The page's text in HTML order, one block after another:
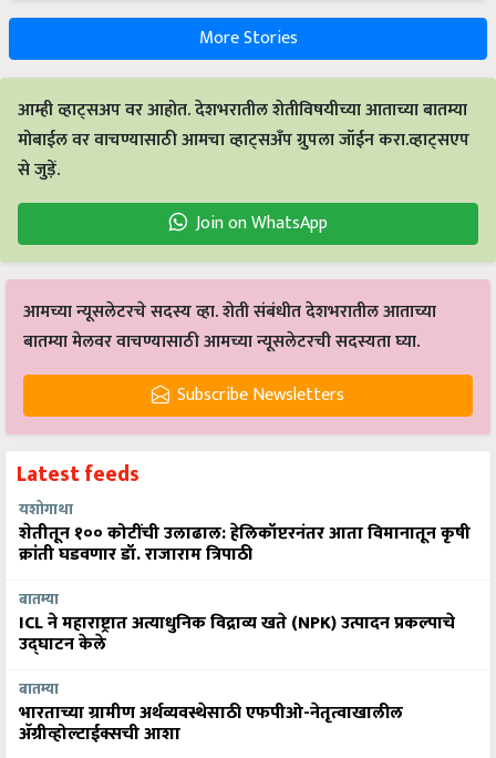
More Stories
आम्ही व्हाट्सअप वर आहोत. देशभरातील शेतीविषयीच्या आताच्या बातम्या
मोबाईल वर वाचण्यासाठी आमचा व्हाट्सअँप ग्रुपला जॉईन करा.व्हाट्सएप
से जुड़ें.
Join on WhatsApp
आमच्या न्यूसलेटरचे सदस्य व्हा. शेती संबंधीत देशभरातील आताच्या
बातम्या मेलवर वाचण्यासाठी आमच्या न्यूसलेटरची सदस्यता घ्या.
Subscribe Newsletters
Latest feeds
यशोगाथा
शेतीतून १०० कोटींची उलाढाल: हेलिकॉप्टरनंतर आता विमानातून कृषी
क्रांती घडवणार डॉ. राजाराम त्रिपाठी
बातम्या
ICL ने महाराष्ट्रात अत्याधुनिक विद्राव्य खते (NPK) उत्पादन प्रकल्पाचे
उद्घाटन केले
बातम्या
भारताच्या ग्रामीण अर्थव्यवस्थेसाठी एफपीओ-नेतृत्वाखालील
अ‍ॅग्रीव्होल्टाईक्सची आशा